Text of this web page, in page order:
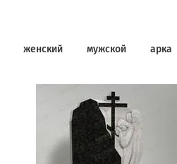
женский мужской арка